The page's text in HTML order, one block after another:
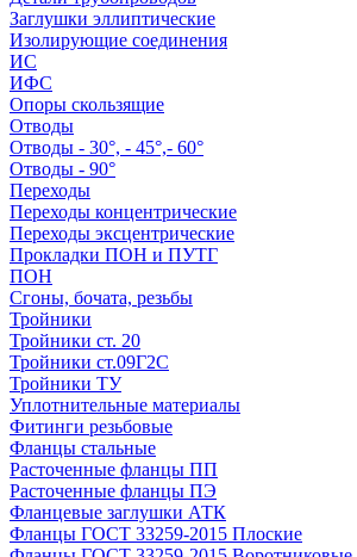
Заглушки эллиптические
Изолирующие соединения
ИС
ИФС
Опоры скользящие
Отводы
Отводы - 30°, - 45°,- 60°
Отводы - 90°
Переходы
Переходы концентрические
Переходы эксцентрические
Прокладки ПОН и ПУТГ
ПОН
Сгоны, бочата, резьбы
Тройники
Тройники ст. 20
Тройники ст.09Г2С
Тройники ТУ
Уплотнительные материалы
Фитинги резьбовые
Фланцы стальные
Расточенные фланцы ПП
Расточенные фланцы ПЭ
Фланцевые заглушки АТК
Фланцы ГОСТ 33259-2015 Плоские